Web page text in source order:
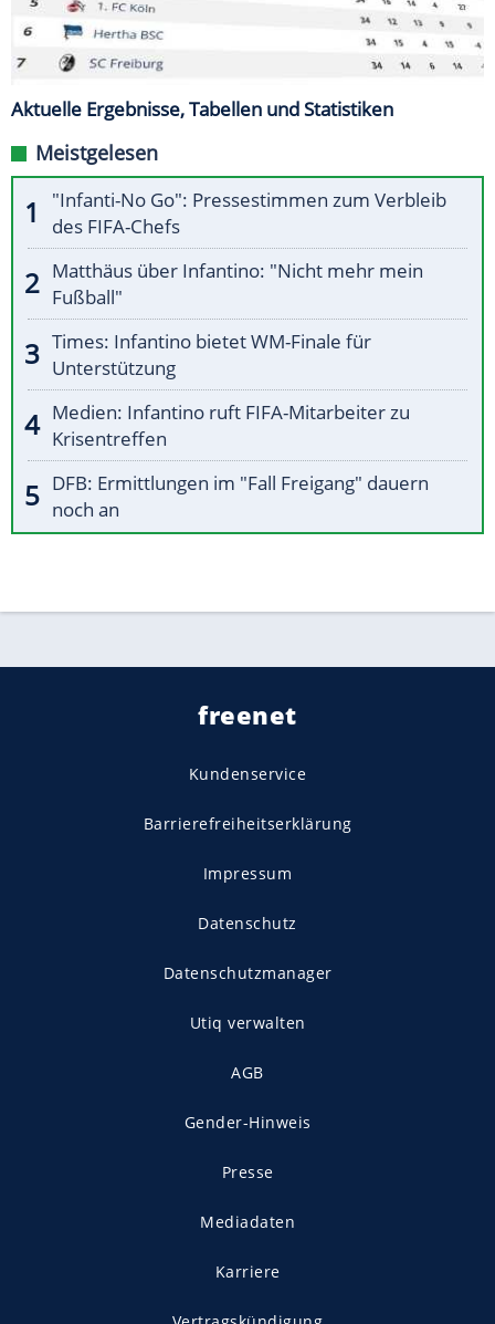
Aktuelle Ergebnisse, Tabellen und Statistiken
Meistgelesen
"Infanti-No Go": Pressestimmen zum Verbleib
des FIFA-Chefs
Matthäus über Infantino: "Nicht mehr mein
Fußball"
Times: Infantino bietet WM-Finale für
Unterstützung
Medien: Infantino ruft FIFA-Mitarbeiter zu
Krisentreffen
DFB: Ermittlungen im "Fall Freigang" dauern
noch an
freenet
Kundenservice
Barrierefreiheitserklärung
Impressum
Datenschutz
Datenschutzmanager
Utiq verwalten
AGB
Gender-Hinweis
Presse
Mediadaten
Karriere